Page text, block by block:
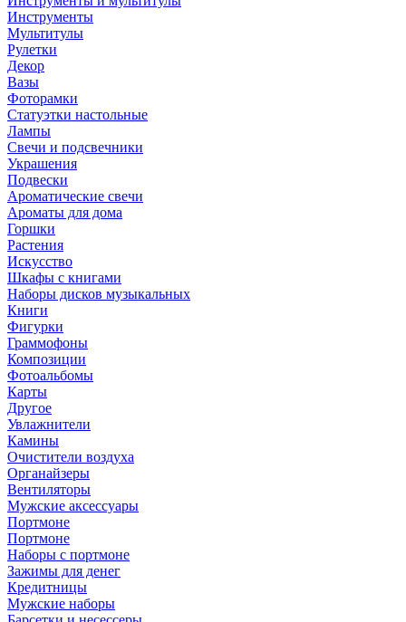
Инструменты
Мультитулы
Рулетки
Декор
Вазы
Фоторамки
Статуэтки настольные
Лампы
Свечи и подсвечники
Украшения
Подвески
Ароматические свечи
Ароматы для дома
Горшки
Растения
Искусство
Шкафы с книгами
Наборы дисков музыкальных
Книги
Фигурки
Граммофоны
Композиции
Фотоальбомы
Карты
Другое
Увлажнители
Камины
Очистители воздуха
Органайзеры
Вентиляторы
Мужские аксессуары
Портмоне
Портмоне
Наборы с портмоне
Зажимы для денег
Кредитницы
Мужские наборы